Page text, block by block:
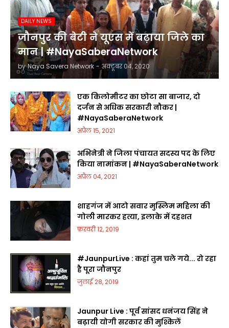
DAILY NEWS
जौनपुर की बेटी ने यूएस में बढ़ाया जिले का
मान | #NayaSaberaNetwork
by Naya Savera Network - अक्टूबर 04, 2020
एक किलोमीटर का छोटा सा बाजार, दो
दर्जन से अधिक सरकारी नौकर |
#NayaSaberaNetwork
अप्रैल 15, 2021
अभिनेत्री ने जिला पंचायत सदस्य पद के लिए
किया नामांकन | #NayaSaberaNetwork
अप्रैल 04, 2021
शाहगंज में आटो सवार मुस्लिम महिला की
गोली मारकर हत्या, इलाके में दहशत
फ़रवरी 12, 2019
#JaunpurLive : कहां तुम चले गये... रो रहा
है पूरा जौनपुर
जुलाई 28, 2019
Jaunpur Live : पूर्व सांसद धनंजय सिंह ने
बढ़ायी योगी सरकार की मुश्किलें